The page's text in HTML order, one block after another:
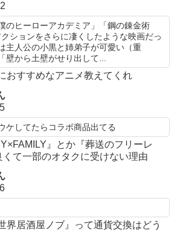
ヒーローアカデミア」「鋼の錬金術
ションをさらに凄くしたような映画だっ
人公の小黒と姉弟子が可愛い（重
から土壁がせり出して...
おすすめなアニメ教えてくれ
ケしてたらコラボ商品出てる
』とか『葬送のフリーレ
くて一部のオタクに受けない理由
界居酒屋ノブ』って通貨交換はどう